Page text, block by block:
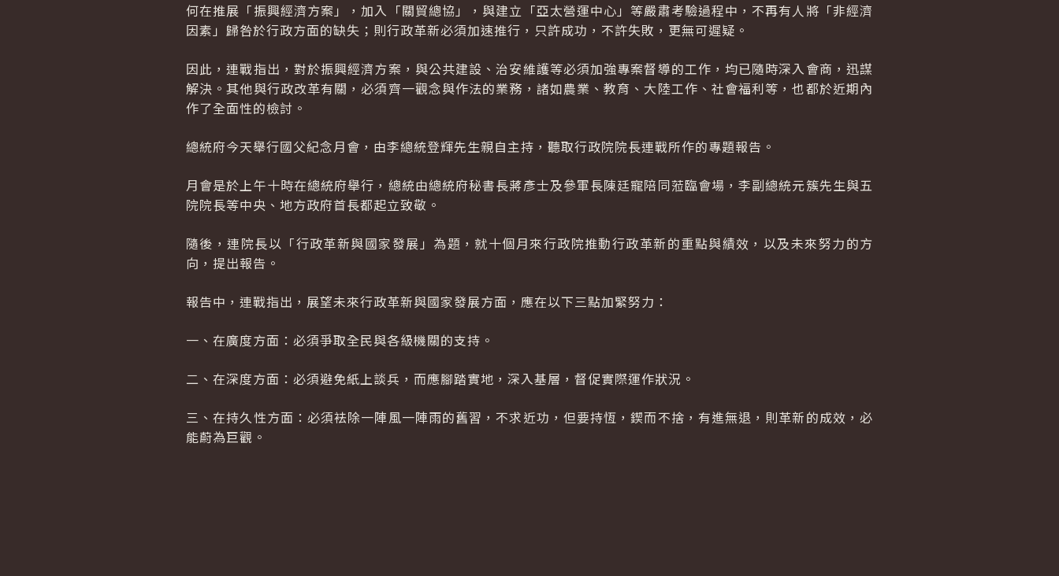
何在推展「振興經濟方案」，加入「關貿總協」，與建立「亞太營運中心」等嚴肅考驗過程中，不再有人將「非經濟
因素」歸咎於行政方面的缺失；則行政革新必須加速推行，只許成功，不許失敗，更無可遲疑。
因此，連戰指出，對於振興經濟方案，與公共建設、治安維護等必須加強專案督導的工作，均已隨時深入會商，迅謀
解決。其他與行政改革有關，必須齊一觀念與作法的業務，諸如農業、教育、大陸工作、社會福利等，也都於近期內
作了全面性的檢討。
總統府今天舉行國父紀念月會，由李總統登輝先生親自主持，聽取行政院院長連戰所作的專題報告。
月會是於上午十時在總統府舉行，總統由總統府秘書長蔣彥士及參軍長陳廷寵陪同蒞臨會場，李副總統元簇先生與五
院院長等中央、地方政府首長都起立致敬。
隨後，連院長以「行政革新與國家發展」為題，就十個月來行政院推動行政革新的重點與績效，以及未來努力的方
向，提出報告。
報告中，連戰指出，展望未來行政革新與國家發展方面，應在以下三點加緊努力：
一、在廣度方面：必須爭取全民與各級機關的支持。
二、在深度方面：必須避免紙上談兵，而應腳踏實地，深入基層，督促實際運作狀況。
三、在持久性方面：必須袪除一陣風一陣雨的舊習，不求近功，但要持恆，鍥而不捨，有進無退，則革新的成效，必
能蔚為巨觀。